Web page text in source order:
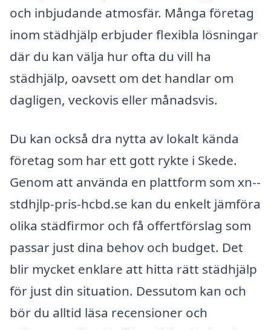
och inbjudande atmosfär. Många företag
inom städhjälp erbjuder flexibla lösningar
där du kan välja hur ofta du vill ha
städhjälp, oavsett om det handlar om
dagligen, veckovis eller månadsvis.
Du kan också dra nytta av lokalt kända
företag som har ett gott rykte i Skede.
Genom att använda en plattform som xn--
stdhjlp-pris-hcbd.se kan du enkelt jämföra
olika städfirmor och få offertförslag som
passar just dina behov och budget. Det
blir mycket enklare att hitta rätt städhjälp
för just din situation. Dessutom kan och
bör du alltid läsa recensioner och